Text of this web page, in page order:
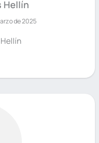
Hellín
de 2025